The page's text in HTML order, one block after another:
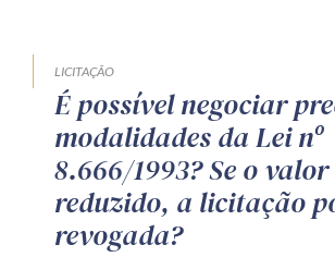
LICITAÇÃO
É possível negociar
modalidades da Lei nº
8.666/1993? Se o
reduzido, a licitação
revogada?